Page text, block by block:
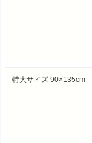
特大サイズ 90×135cm